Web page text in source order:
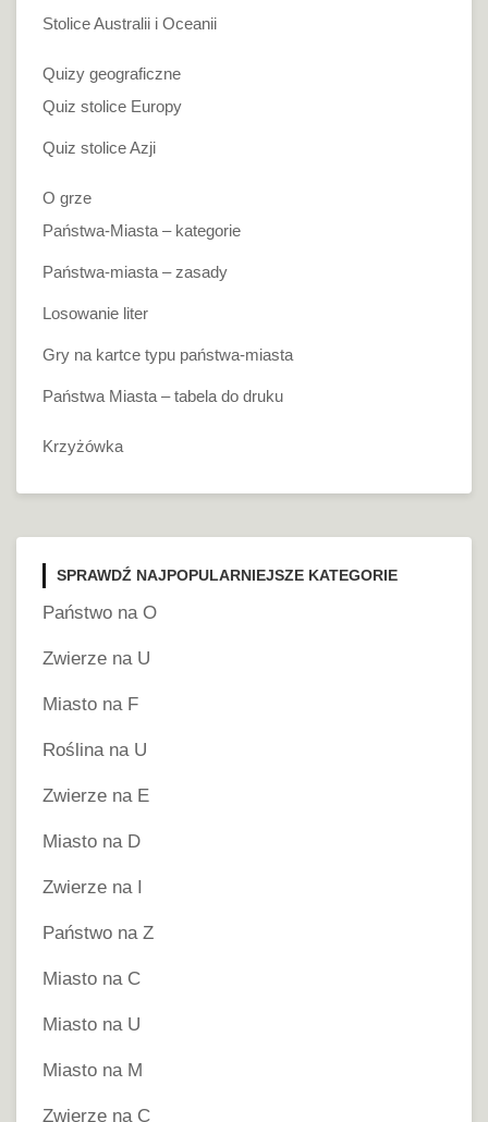
Stolice Australii i Oceanii
Quizy geograficzne
Quiz stolice Europy
Quiz stolice Azji
O grze
Państwa-Miasta – kategorie
Państwa-miasta – zasady
Losowanie liter
Gry na kartce typu państwa-miasta
Państwa Miasta – tabela do druku
Krzyżówka
SPRAWDŹ NAJPOPULARNIEJSZE KATEGORIE
Państwo na O
Zwierze na U
Miasto na F
Roślina na U
Zwierze na E
Miasto na D
Zwierze na I
Państwo na Z
Miasto na C
Miasto na U
Miasto na M
Zwierze na C